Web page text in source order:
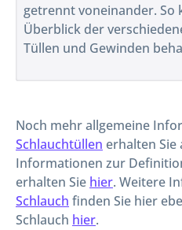
getrennt voneinander. So
Überblick der
Tüllen und Gewinden
Noch mehr allgemeine
Schlauchtüllen erhalten Sie
Informationen zur
erhalten Sie hier. Weitere
Schlauch finden Sie hier
Schlauch hier.